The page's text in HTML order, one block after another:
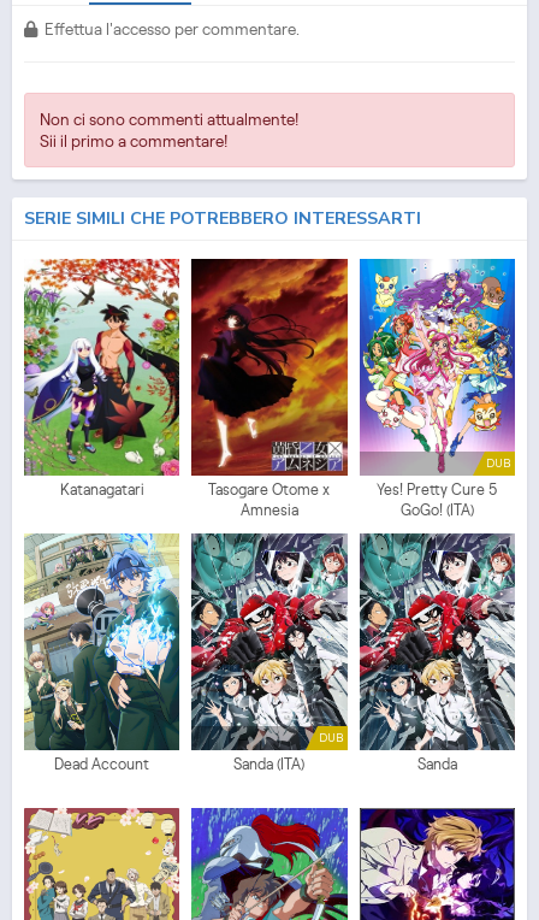
Effettua l'accesso per commentare.
Non ci sono commenti attualmente!
Sii il primo a commentare!
SERIE SIMILI CHE POTREBBERO INTERESSARTI
Katanagatari
Tasogare Otome x
Amnesia
DUB
Yes! Pretty Cure 5
GoGo! (ITA)
Dead Account
DUB
Sanda (ITA) Sanda